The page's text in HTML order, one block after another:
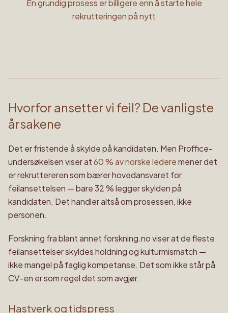
En grundig prosess er billigere enn å starte hele
rekrutteringen på nytt
Hvorfor ansetter vi feil? De vanligste
årsakene
Det er fristende å skylde på kandidaten. Men Proffice-
undersøkelsen viser at60 % av norske lederemener det
er rekruttereren som bærer hovedansvaret for
feilansettelsen — bare 32 % legger skylden på
kandidaten. Det handler altså om prosessen, ikke
personen.
Forskning fra blant annet forskning.no viser at de fleste
feilansettelser skyldes holdning og kulturmismatch —
ikke mangel på faglig kompetanse. Det som ikke står på
CV-en er som regel det som avgjør.
Hastverk og tidspress